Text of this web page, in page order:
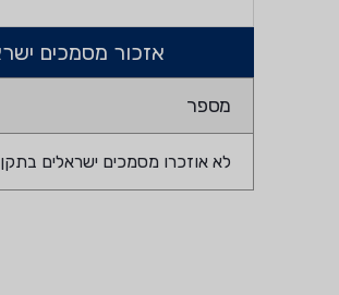
אזכור מסמכים
מספר
לא אוזכרו מסמכים ישראלים